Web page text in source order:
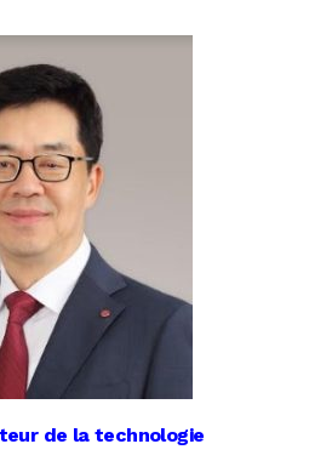
de la technologie